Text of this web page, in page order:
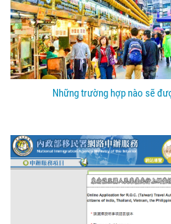
Những trường hợp nào sẽ